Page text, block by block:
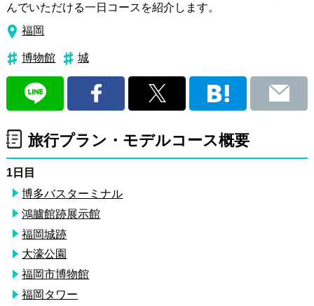
んでいただける一日コースを紹介します。
福岡
博物館 城
旅行プラン・モデルコース概要
1日目
博多バスターミナル
鴻臚館跡展示館
福岡城跡
大濠公園
福岡市博物館
福岡タワー